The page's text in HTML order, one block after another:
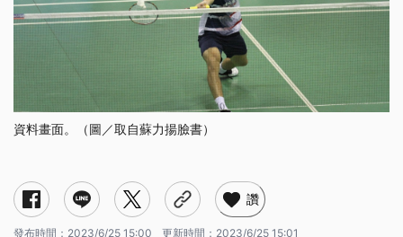
資料畫面。（圖／取自蘇力揚臉書）
讚
發布時間： 2023/6/25 15:00 更新時間： 2023/6/25 15:01